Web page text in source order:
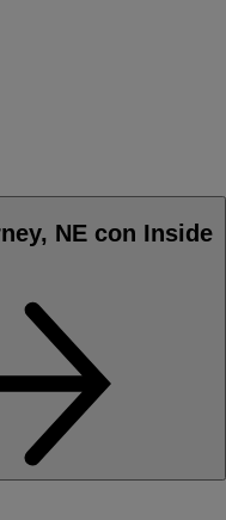
NE con Inside